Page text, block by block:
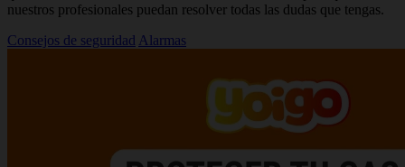
nuestros profesionales puedan resolver todas las dudas que tengas.
Consejos de seguridad Alarmas